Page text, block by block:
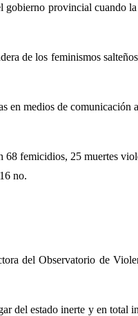
provincial cuando
de los feminismos
medios de
femicidios, 25 muertes
no.
del Observatorio de
del estado inerte y en